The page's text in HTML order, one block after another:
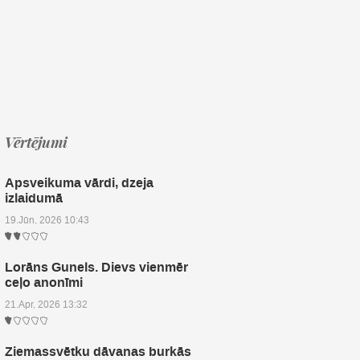
Vērtējumi
Apsveikuma vārdi, dzeja
izlaidumā
19.Jūn, 2026 10:43
Lorāns Gunels. Dievs vienmēr
ceļo anonīmi
21.Apr, 2026 13:32
Ziemassvētku dāvanas burkās